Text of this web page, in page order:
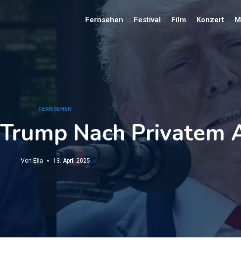
Fernsehen Festival Film Konzert
FERNSEHEN
Nach Privatem
Von Ella 13. April 2025